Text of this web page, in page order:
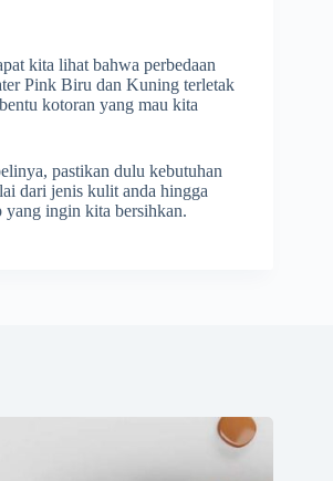
kita lihat bahwa perbedaan
Pink Biru dan Kuning terletak
kotoran yang mau kita
pastikan dulu kebutuhan
dari jenis kulit anda hingga
yang ingin kita bersihkan.